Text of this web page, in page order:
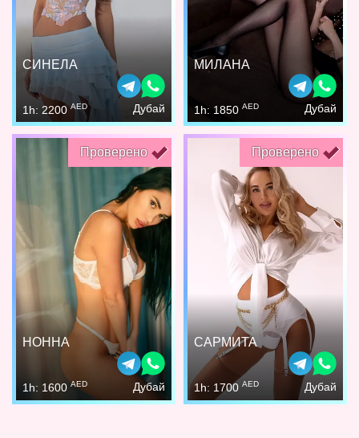
СИНЕЛА
1h: 2200AED Дубай
МИЛАНА
1h: 1850 AED Дубай
Проверено
НОННА
1h: 1600 AED Дубай
Проверено
САРМИТА
1h: 1700 AED Дубай